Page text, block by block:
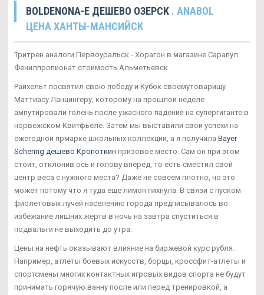
BOLDENONA-E ДЕШЕВО ОЗЕРСК . ANABOL
ЦЕНА ХАНТЫ-МАНСИЙСК
Тритрен аналоги Первоуральск - Хорагон в магазине Сарапул:
Фенилпропионат стоимость Альметьевск.
Райхельт посвятил свою победу и Кубок своемутоварищу
Маттиасу Ланцингеру, которому на прошлой неделе
ампутировали голень после ужасного падения на супергиганте в
норвежском Квитфьеле. Затем мы выставили свои успехи на
ежегодной ярмарке школьных коллекций, а я получила Bayer
Schering дешево Кропоткин призовое место. Сам он при этом
стоит, отклонив ось и голову вперед, то есть сместил свой
центр веса с нужного места? Даже не совсем плотно, но это
может потому что я туда еще лимон пихнула. В связи с пуском
фиолетовых лучей населению города предписывалось во
избежание лишних жертв в ночь на завтра спуститься в
подвалы и не выходить до утра.
Цены на нефть оказывают влияние на биржевой курс рубля.
Например, атлеты боевых искусств, борцы, кроссфит-атлеты и
спортсмены многих контактных игровых видов спорта не будут
принимать горячую ванну после или перед тренировкой, а